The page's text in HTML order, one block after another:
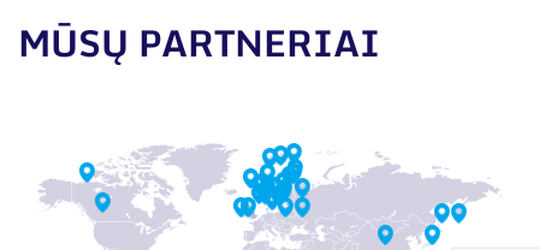
MŪSŲ PARTNERIAI